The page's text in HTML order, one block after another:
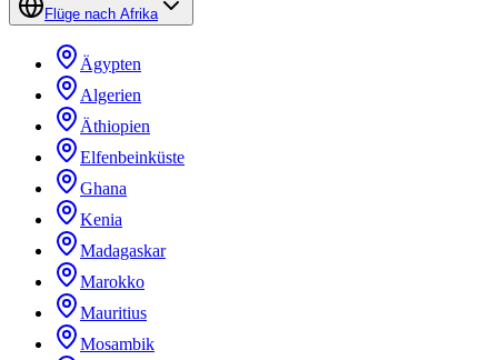
Flüge nach Afrika
Ägypten
Algerien
Äthiopien
Elfenbeinküste
Ghana
Kenia
Madagaskar
Marokko
Mauritius
Mosambik